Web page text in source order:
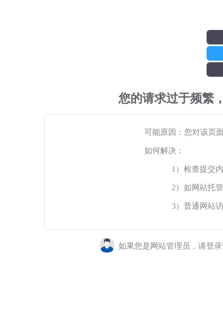
您的请求过于频繁
可能原因：您对该页
如何解决：
1）检查提交
2）如网站托
3）普通网站
如果您是网站管理员，请登